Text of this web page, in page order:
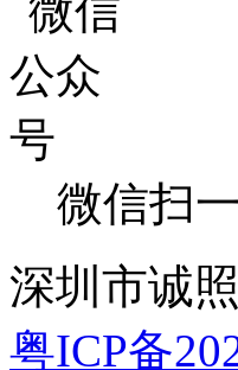
微信扫
深圳市诚
粤ICP备